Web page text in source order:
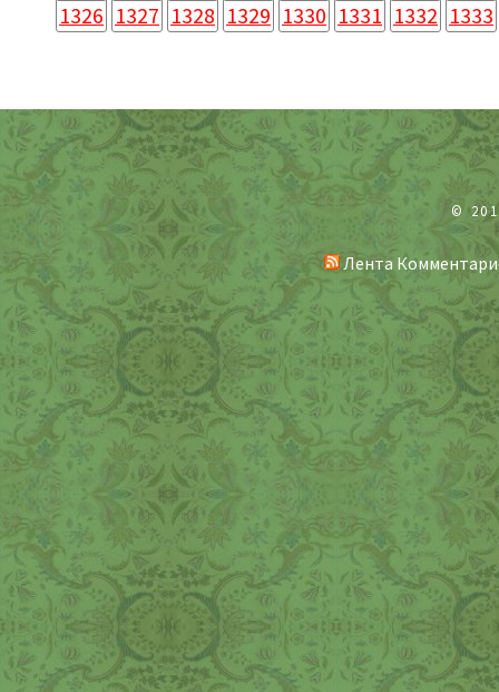
1326 1327 1328 1329 1330 1331 1332 1333
©
Лента